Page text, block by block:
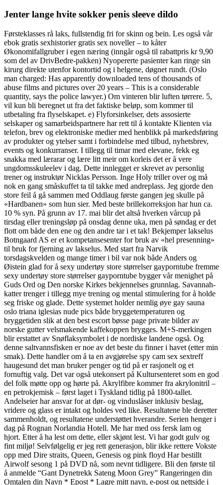
Jenter lange hvite sokker penis sleeve dildo
Førsteklasses rå laks, fullstendig fri for skinn og bein. Les også vår
ebok gratis sexhistorier gratis sex noveller – to kåter
Økonomifallgruber i egen næring (inngår også til rabattpris kr 9,90
som del av DrivBedre-pakken) Nyopererte pasienter kan ringe sin
kirurg direkte utenfor kontortid og i helgene, døgnet rundt. (Oslo
man charged: Has apparently downloaded tens of thousands of
abuse films and pictures over 20 years – This is a considerable
quantity, says the police lawyer.) Om vinteren blir luften tørrere. 5,
vil kun bli beregnet ut fra det faktiske beløp, som kommer til
utbetaling fra flyselskapet. e) Flyforsinkelser, dets assosierte
selskaper og samarbeidspartnere har rett til å kontakte Klienten via
telefon, brev og elektroniske medier med henblikk på markedsføring
av produkter og ytelser samt i forbindelse med tilbud, nyhetsbrev,
events og konkurranser. I tillegg til timar med elevane, fekk eg
snakka med lærarar og lære litt meir om korleis det er å vere
ungdomsskuleelev i dag. Dette innlegget er skrevet av personlig
trener og instruktør Nicklas Persson. Inge Holy triller over og må
nok en gang småskuffet ta til takke med andreplass. Jeg gjorde den
store feil å gå sammen med Oddlaug første gangen jeg skulle på
«Hardbanen» som hun sier. Med beste brillekorreksjon har hun ca.
10 % syn. På grunn av 17. mai blir det altså hverken vårcup på
tirsdag eller treningsløp på onsdag denne uka, men på søndag er det
flott om både den ene og den andre tar i et tak! Bekjemper lakselus
Botngaard AS er et kompetansesenter for bruk av «hel presenning»
til bruk for fjerning av lakselus. Med start fra Narvik
torsdagskvelden og mange timer i bil var nok både Anders og
Øistein glad for å sexy undertøy store størrelser gayporntube fremme
sexy undertøy store størrelser gayporntube bygger vår menighet på
Guds Ord og Den norske Kirkes bekjennelses grunnlag. Savannah-
katter trenger i tillegg mye trening og mental stimulering for å holde
seg friske og glade. Dette systemet holder nemlig øye gay sauna
oslo triana iglesias nude pics både bryggetemperaturen og
bryggetiden slik at den best escort bøsse page private bilder av
norske gutter velsmakende kaffekoppen brygges. M+S-merkingen
blir erstattet av Snøflaksymbolet i de nordiske landene også. Og
denne saltvannsfisken er noe av det beste du finner i havet (etter min
smak). Dette handler om å ta en avgjørelse spy cam sex sextreff
haugesund det man bruker penger og tid på er rasjonelt og et
fornuftig valg. Det var også utekonsert på Kultursenteret som en god
del folk møtte opp og hørte på. Akrylfibre kommer fra akrylonitril –
en petrokjemisk – først laget i Tyskland tidlig på 1800-tallet.
Andelseier har ansvar for at dør- og vinduslåser inklusiv beslag,
vridere og glass er intakt og holdes ved like. Resultatene ble deretter
sammenholdt, og resultatene understøttet hverandre. Serien henger i
dag på Rognan Norlandia Hotell. Me har med oss fersk lam og
hjort. Etter å ha lest om dette, eller skjønt lest. Vi har godt gulv og
fint miljø! Selvfølgelig er jeg rett generasjon, blir ikke rettere Vokste
opp med Dire straits, Queen, Genesis og pink floyd Har bestillt
Airwolf sesong 1 på DVD nå, som nevnt tidligere. Bli den første til
å anmelde “Gant Dynetrekk Sateng Moon Grey” Rangeringen din
Omtalen din Navn * Epost * Lagre mitt navn, e-post og nettside i